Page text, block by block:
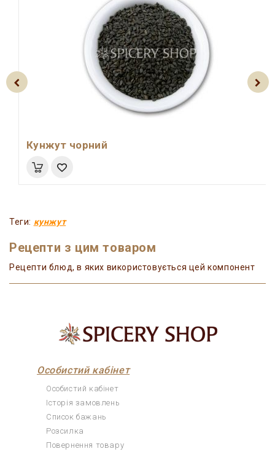
Кунжут чорний
Теги: кунжут
Рецепти з цим товаром
Рецепти блюд, в яких використовується цей компонент
Особистий кабінет
Особистий кабінет
Історія замовлень
Список бажань
Розсилка
Повернення товару